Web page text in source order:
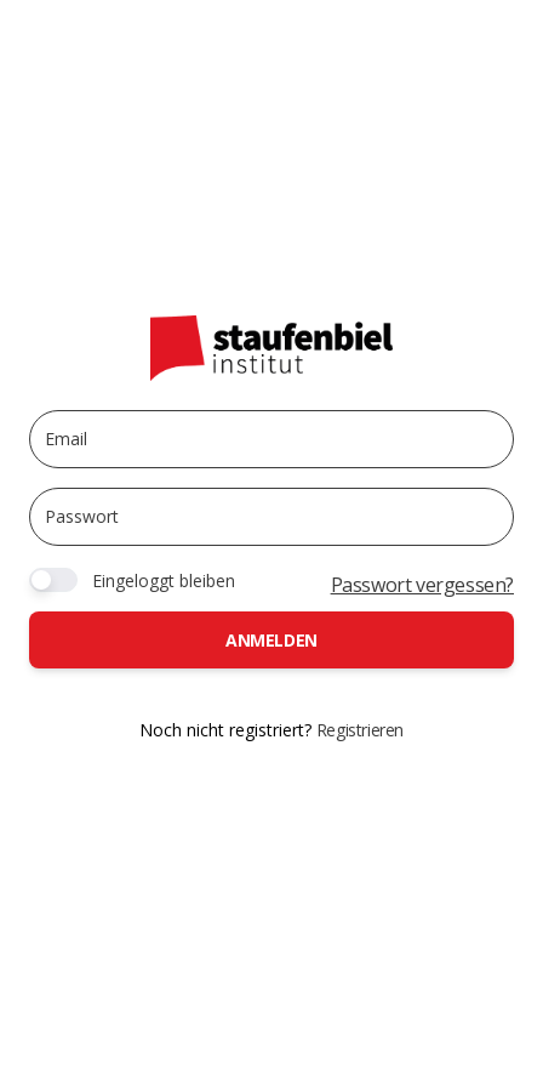
Eingeloggt bleiben Passwort vergessen?
ANMELDEN
Noch nicht registriert? Registrieren